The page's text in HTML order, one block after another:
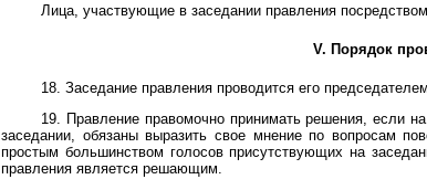
Лица, участвующие в заседании правления
V. Порядок
18. Заседание правления проводится его
19. Правление правомочно принимать решения, если
заседании, обязаны выразить свое мнение по вопросам
простым большинством голосов присутствующих на
правления является решающим.